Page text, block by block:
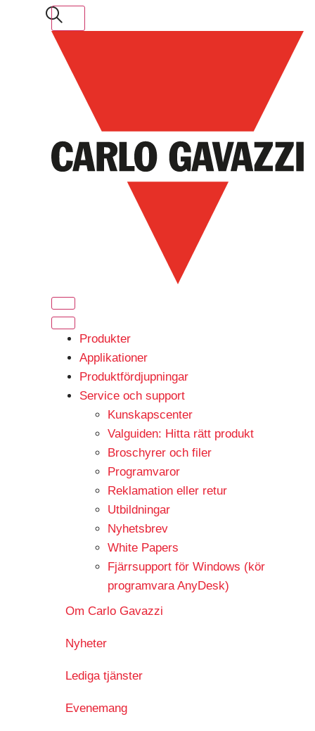
Produkter
Applikationer
Produktfördjupningar
Service och support
Kunskapscenter
Valguiden: Hitta rätt produkt
Broschyrer och filer
Programvaror
Reklamation eller retur
Utbildningar
Nyhetsbrev
White Papers
Fjärrsupport för Windows (kör
programvara AnyDesk)
Om Carlo Gavazzi
Nyheter
Lediga tjänster
Evenemang